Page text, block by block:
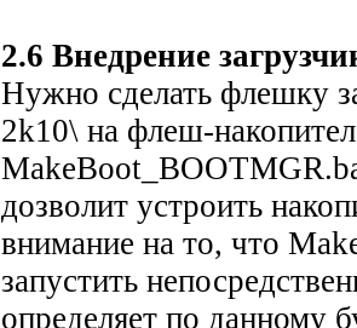
2.6 Внедрение
Нужно сделать флешку
2k10\ на флеш-
дозволит устроить
внимание на то, что
запустить
определяет по данному